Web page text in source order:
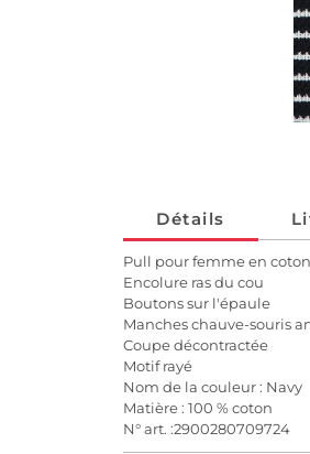
Détails
Pull pour femme en coton
Encolure ras du cou
Boutons sur l'épaule
Manches chauve-souris
Coupe décontractée
Motif rayé
Nom de la couleur : Navy
Matière : 100 % coton
N° art. :2900280709724